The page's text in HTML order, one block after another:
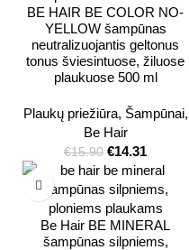
BE HAIR BE COLOR NO-
YELLOW šampūnas
neutralizuojantis geltonus
tonus šviesintuose, žiluose
plaukuose 500 ml
Plaukų priežiūra, Šampūnai,
Be Hair
€15.90 €14.31
Be Hair BE MINERAL
šampūnas silpniems,